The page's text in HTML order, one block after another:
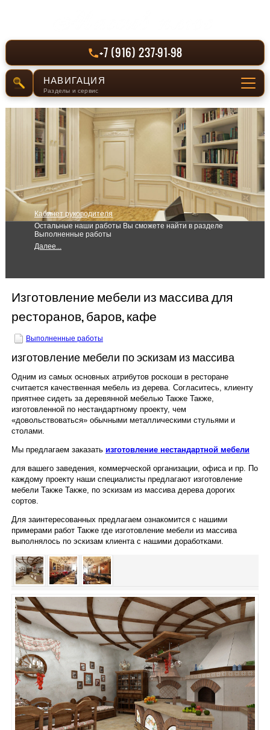
+7 (916) 237-91-98
НАВИГАЦИЯ
Разделы и сервис
СЕРВИС
Отправить заявку
РАЗДЕЛЫ САЙТА
Главная
Производство
Выполненные работы
Древесина
Вакансии
Выполненные работы
Наши поставщики
Производство
Статьи
Наши услуги
Кабинет руководителя
Остальные наши работы Вы сможете найти в разделе
Выполненные работы
Далее...
Изготовление мебели из массива для
ресторанов, баров, кафе
Выполненные работы
изготовление мебели по эскизам из массива
Одним из самых основных атрибутов роскоши в ресторане
считается качественная мебель из дерева. Согласитесь, клиенту
приятнее сидеть за деревянной мебелью Также Также,
изготовленной по нестандартному проекту, чем
«довольствоваться» обычными металлическими стульями и
столами.
Мы предлагаем заказать изготовление нестандартной мебели
для вашего заведения, коммерческой организации, офиса и пр. По
каждому проекту наши специалисты предлагают изготовление
мебели Также Также, по эскизам из массива дерева дорогих
сортов.
Для заинтересованных предлагаем ознакомится с нашими
примерами работ Также где изготовление мебели из массива
выполнялось по эскизам клиента с нашими доработками.